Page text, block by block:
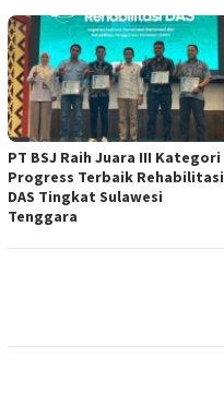
PT BSJ Raih Juara III Kategori
Progress Terbaik Rehabilitasi
DAS Tingkat Sulawesi
Tenggara